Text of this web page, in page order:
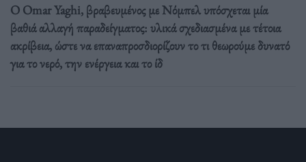
Ο Omar Yaghi, βραβευμένος με Νόμπελ υπόσχεται μία
βαθιά αλλαγή παραδείγματος: υλικά σχεδιασμένα με τέτοια
ακρίβεια, ώστε να επαναπροσδιορίζουν το τι θεωρούμε δυνατό
για το νερό, την ενέργεια και το ίδ